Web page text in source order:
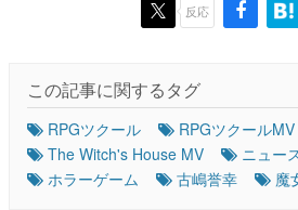
反応
この記事に関するタグ
RPGツクール RPGツクールMV
The Witch's House MV
ニュー
ホラーゲーム
古嶋誉幸 魔